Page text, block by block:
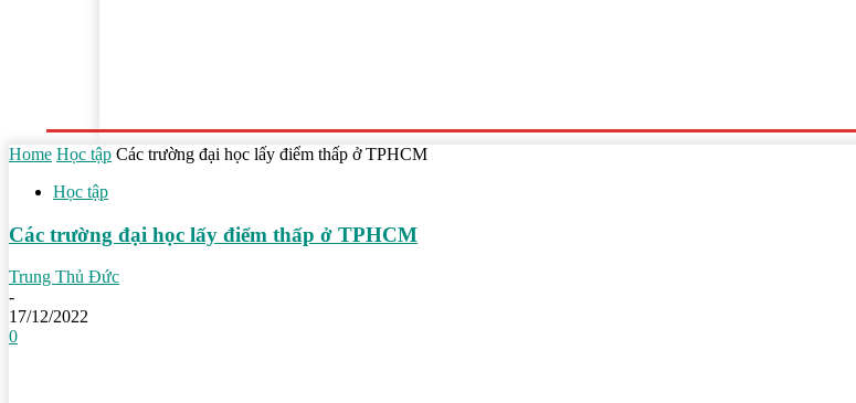
Home Học tập Các trường đại học lấy điểm thấp ở TPHCM
Học tập
Các trường đại học lấy điểm thấp ở TPHCM
Trung Thủ Đức
-
17/12/2022
0